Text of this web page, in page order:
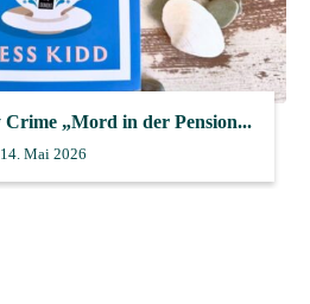
Crime „Mord in der Pension...
14. Mai 2026